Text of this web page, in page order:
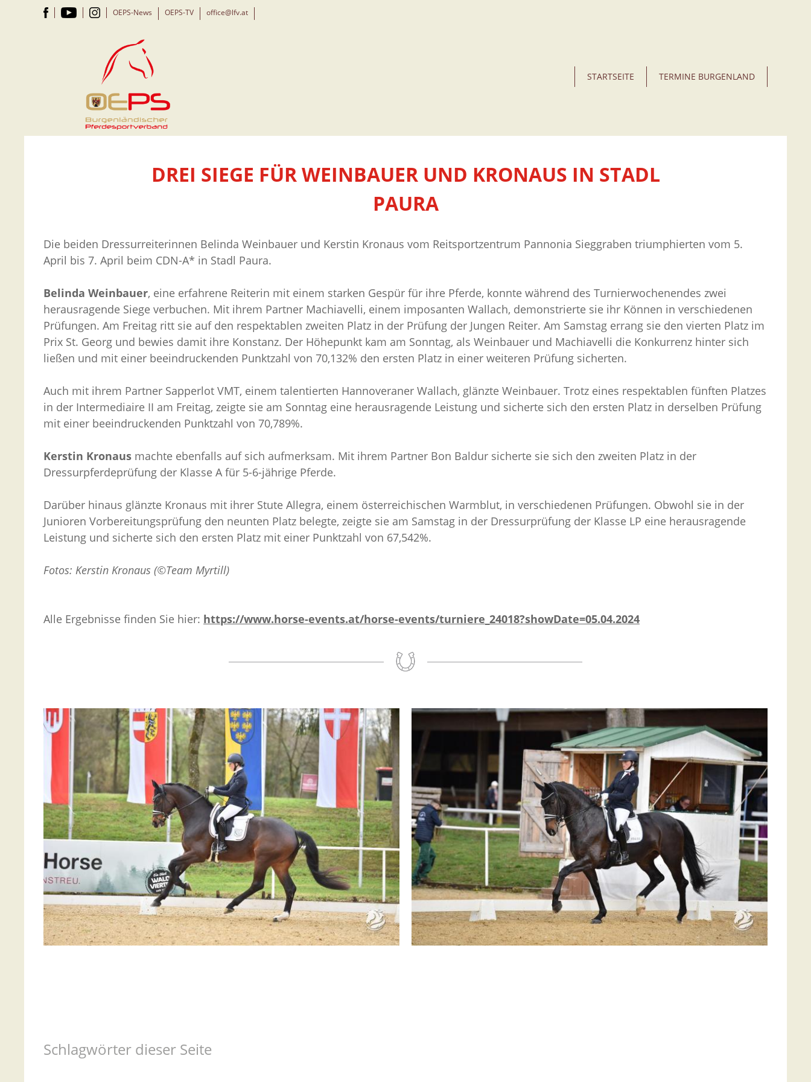
STARTSEITE TERMINE BURGENLAND
OEPS-News OEPS-TV office@lfv.at
DREI SIEGE FÜR WEINBAUER UND KRONAUS IN STADL
PAURA
Die beiden Dressurreiterinnen Belinda Weinbauer und Kerstin Kronaus vom Reitsportzentrum Pannonia Sieggraben triumphierten vom 5.
April bis 7. April beim CDN-A* in Stadl Paura.
Belinda Weinbauer, eine erfahrene Reiterin mit einem starken Gespür für ihre Pferde, konnte während des Turnierwochenendes zwei
herausragende Siege verbuchen. Mit ihrem Partner Machiavelli, einem imposanten Wallach, demonstrierte sie ihr Können in verschiedenen
Prüfungen. Am Freitag ritt sie auf den respektablen zweiten Platz in der Prüfung der Jungen Reiter. Am Samstag errang sie den vierten Platz im
Prix St. Georg und bewies damit ihre Konstanz. Der Höhepunkt kam am Sonntag, als Weinbauer und Machiavelli die Konkurrenz hinter sich
ließen und mit einer beeindruckenden Punktzahl von 70,132% den ersten Platz in einer weiteren Prüfung sicherten.
Auch mit ihrem Partner Sapperlot VMT, einem talentierten Hannoveraner Wallach, glänzte Weinbauer. Trotz eines respektablen fünften Platzes
in der Intermediaire II am Freitag, zeigte sie am Sonntag eine herausragende Leistung und sicherte sich den ersten Platz in derselben Prüfung
mit einer beeindruckenden Punktzahl von 70,789%.
Kerstin Kronaus machte ebenfalls auf sich aufmerksam. Mit ihrem Partner Bon Baldur sicherte sie sich den zweiten Platz in der
Dressurpferdeprüfung der Klasse A für 5-6-jährige Pferde.
Darüber hinaus glänzte Kronaus mit ihrer Stute Allegra, einem österreichischen Warmblut, in verschiedenen Prüfungen. Obwohl sie in der
Junioren Vorbereitungsprüfung den neunten Platz belegte, zeigte sie am Samstag in der Dressurprüfung der Klasse LP eine herausragende
Leistung und sicherte sich den ersten Platz mit einer Punktzahl von 67,542%.
Fotos: Kerstin Kronaus (©Team Myrtill)
Alle Ergebnisse finden Sie hier: https://www.horse-events.at/horse-events/turniere_24018?showDate=05.04.2024
Schlagwörter dieser Seite